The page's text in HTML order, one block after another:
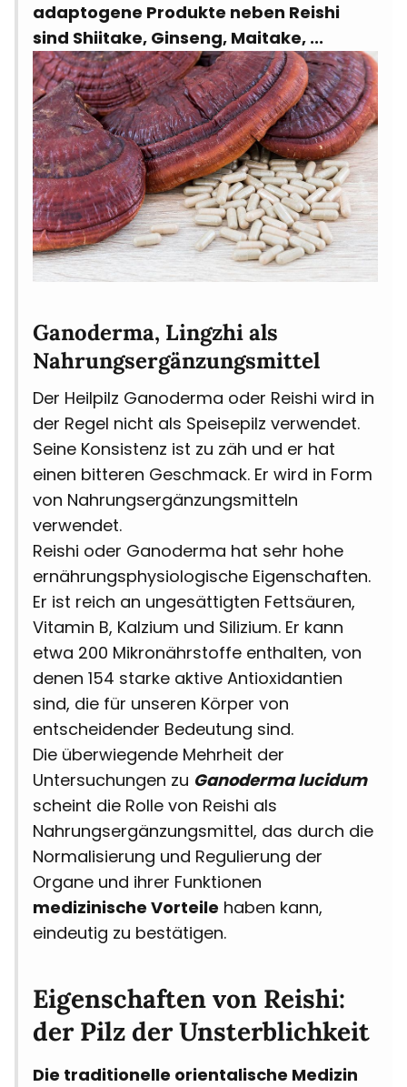
adaptogene Produkte neben Reishi
sind Shiitake, Ginseng, Maitake, ...
Ganoderma, Lingzhi als
Nahrungsergänzungsmittel
Der Heilpilz Ganoderma oder Reishi wird in
der Regel nicht als Speisepilz verwendet.
Seine Konsistenz ist zu zäh und er hat
einen bitteren Geschmack. Er wird in Form
von Nahrungsergänzungsmitteln
verwendet.
Reishi oder Ganoderma hat sehr hohe
ernährungsphysiologische Eigenschaften.
Er ist reich an ungesättigten Fettsäuren,
Vitamin B, Kalzium und Silizium. Er kann
etwa 200 Mikronährstoffe enthalten, von
denen 154 starke aktive Antioxidantien
sind, die für unseren Körper von
entscheidender Bedeutung sind.
Die überwiegende Mehrheit der
Untersuchungen zu Ganoderma lucidum
scheint die Rolle von Reishi als
Nahrungsergänzungsmittel, das durch die
Normalisierung und Regulierung der
Organe und ihrer Funktionen
medizinische Vorteile haben kann,
eindeutig zu bestätigen.
Eigenschaften von Reishi:
der Pilz der Unsterblichkeit
Die traditionelle orientalische Medizin